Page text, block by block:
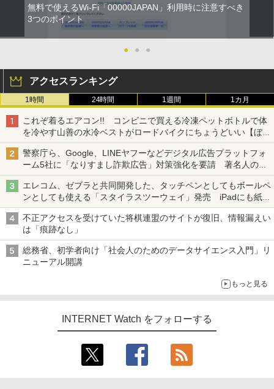
無料で使えるWi-Fi「00000JAPAN」利用時に注意すべき
3つのポイント
● ● ●
アクセスランキング
1時間 24時間 1週間 1カ月
これぞ着るエアコン!! コンビニで買える冷凍ペットボトルで体
を冷やす山善の水冷ベストがロードバイクにちょうどいい【ぼっ
ち・ざ・ろーど！その14】【空いた時間でなにしてる？】
警察庁ら、Google、LINEヤフーなどデジタル広告プラットフォ
ーム5社に「なりすまし詐欺広告」対策強化を要請 著名人の写
真や映像を使った投資詐欺などへの対策として
エレコム、ゼブラと共同開発した、タッチペンとしてもボールペ
ンとしても使える「スタイラスツーウェイ」発売 iPadにも紙に
も、持ち替えずに書き込める
不正アクセスを受けていた将棋連盟のサイトが復旧、情報漏えい
は「痕跡なし」
総務省、初学者向け「社会人のためのデータサイエンス入門」リ
ニューアル開講
もっと見る
INTERNET Watch をフォローする